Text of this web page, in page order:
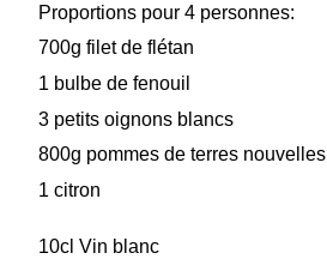
Proportions pour 4 personnes:
700g filet de flétan
1 bulbe de fenouil
3 petits oignons blancs
800g pommes de terres nouvelles
1 citron
10cl Vin blanc